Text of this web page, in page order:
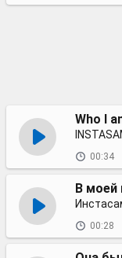
Who I
00:34
В моей
00:28